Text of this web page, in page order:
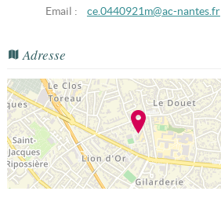
Email : ce.0440921m@ac-nantes.fr
Adresse